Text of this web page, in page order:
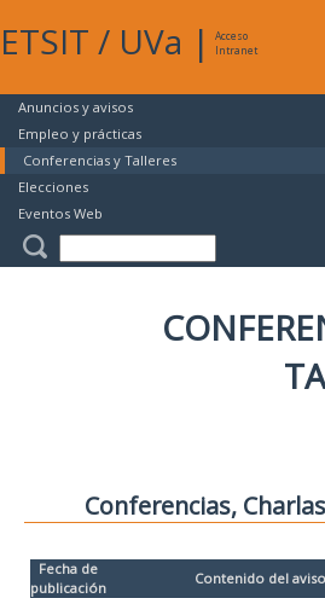
ETSIT / UVa |
Acceso
Intranet
Anuncios y avisos
Empleo y prácticas
Conferencias y Talleres
Elecciones
Eventos Web
Conferencias,
Fecha de
publicación
Contenido del aviso